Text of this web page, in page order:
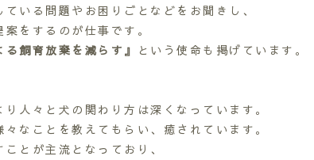
いる問題やお困りごとなどをお聞きし、
をするのが仕事です。
る飼育放棄を減らす』
という使命も掲げています。
人々と犬の関わり方は深くなっています。
なことを教えてもらい、癒されています。
とが主流となっており、